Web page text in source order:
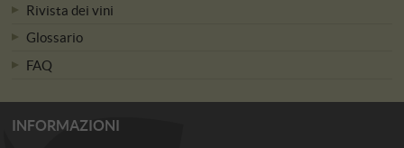
Rivista dei vini
Glossario
FAQ
INFORMAZIONI